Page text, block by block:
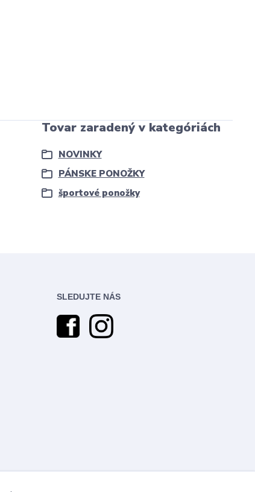
Tovar zaradený v kategóriách
NOVINKY
PÁNSKE PONOŽKY
športové ponožky
SLEDUJTE NÁS